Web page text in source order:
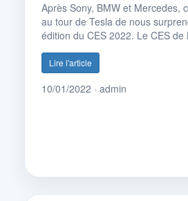
Après Sony, BMW et Mercedes,
au tour de Tesla de nous
édition du CES 2022. Le CES
Lire l'article
10/01/2022 · admin